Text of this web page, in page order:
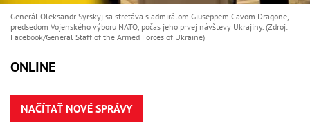
Generál Oleksandr Syrskyj sa stretáva s admirálom Giuseppem Cavom Dragone,
predsedom Vojenského výboru NATO, počas jeho prvej návštevy Ukrajiny. (Zdroj:
Facebook/General Staff of the Armed Forces of Ukraine)
ONLINE
NAČÍTAŤ NOVÉ SPRÁVY